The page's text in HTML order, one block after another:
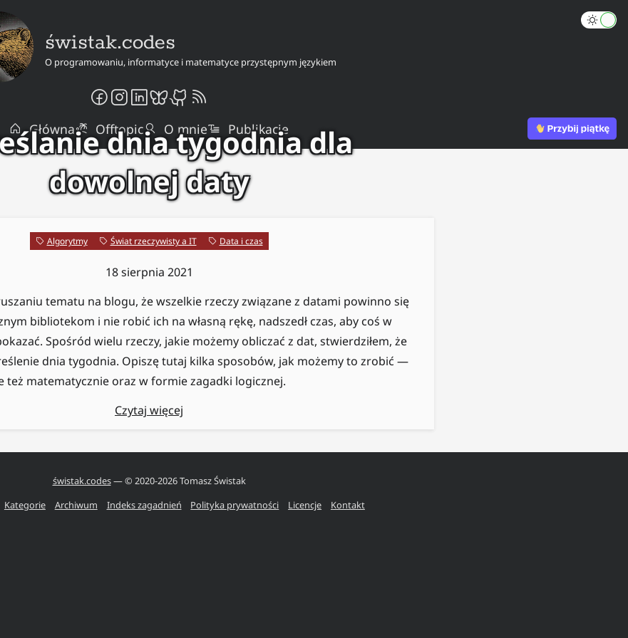
świstak.codes
O programowaniu, informatyce i matematyce przystępnym językiem
Główna Offtopic O mnie Publikacje
dnia tygodnia dla
dowolnej daty
Algorytmy Świat rzeczywisty a IT Data i czas
18 sierpnia 2021
tematu na blogu, że wszelkie rzeczy związane z datami powinno się
bibliotekom i nie robić ich na własną rękę, nadszedł czas, aby coś w
Spośród wielu rzeczy, jakie możemy obliczać z dat, stwierdziłem, że
dnia tygodnia. Opiszę tutaj kilka sposobów, jak możemy to zrobić —
też matematycznie oraz w formie zagadki logicznej.
Czytaj więcej
świstak.codes— © 2020-2026Tomasz Świstak
Kategorie Archiwum Indeks zagadnień Polityka prywatności Licencje Kontakt